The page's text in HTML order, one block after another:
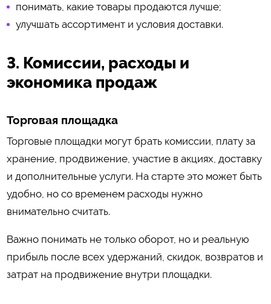
понимать, какие товары продаются лучше;
улучшать ассортимент и условия доставки.
3. Комиссии, расходы и
экономика продаж
Торговая площадка
Торговые площадки могут брать комиссии, плату за
хранение, продвижение, участие в акциях, доставку
и дополнительные услуги. На старте это может быть
удобно, но со временем расходы нужно
внимательно считать.
Важно понимать не только оборот, но и реальную
прибыль после всех удержаний, скидок, возвратов и
затрат на продвижение внутри площадки.